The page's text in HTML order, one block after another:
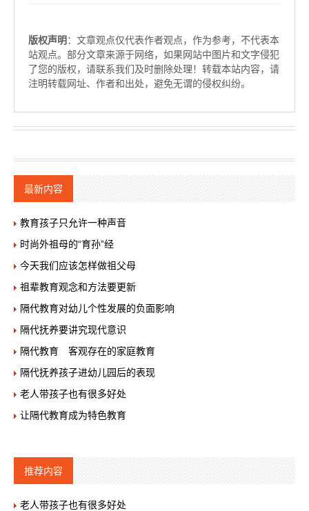
版权声明 ：文章观点仅代表作者观点，作为参考，不代表本
站观点。部分文章来源于网络，如果网站中图片和文字侵犯
了您的版权，请联系我们及时删除处理！转载本站内容，请
注明转载网址、作者和出处，避免无谓的侵权纠纷。
最新内容
教育孩子只允许一种声音
时尚外祖母的“育孙”经
今天我们应该怎样做祖父母
祖辈教育观念和方法要更新
隔代教育对幼儿个性发展的负面影响
隔代抚养要讲究现代意识
隔代教育 客观存在的家庭教育
隔代抚养孩子进幼儿园后的表现
老人带孩子也有很多好处
让隔代教育成为特色教育
推荐内容
老人带孩子也有很多好处